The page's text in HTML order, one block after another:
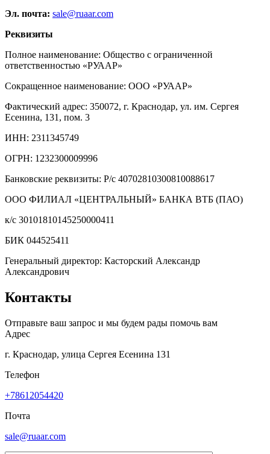
Эл. почта: sale@ruaar.com
Реквизиты
Полное наименование: Общество с ограниченной
ответственностью «РУААР»
Сокращенное наименование: ООО «РУААР»
Фактический адрес: 350072, г. Краснодар, ул. им. Сергея
Есенина, 131, пом. 3
ИНН: 2311345749
ОГРН: 1232300009996
Банковские реквизиты: Р/с 40702810300810088617
ООО ФИЛИАЛ «ЦЕНТРАЛЬНЫЙ» БАНКА ВТБ (ПАО)
к/с 30101810145250000411
БИК 044525411
Генеральный директор: Касторский Александр
Александрович
Контакты
Отправьте ваш запрос и мы будем рады помочь вам
Адрес
г. Краснодар, улица Сергея Есенина 131
Телефон
+78612054420
Почта
sale@ruaar.com